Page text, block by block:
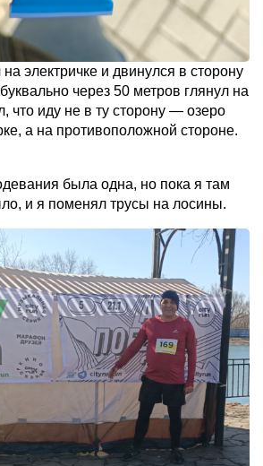
электричке и двинулся в сторону
через 50 метров глянул на
что иду не в ту сторону — озеро
а на противоположной стороне.
была одна, но пока я там
и я поменял трусы на лосины.